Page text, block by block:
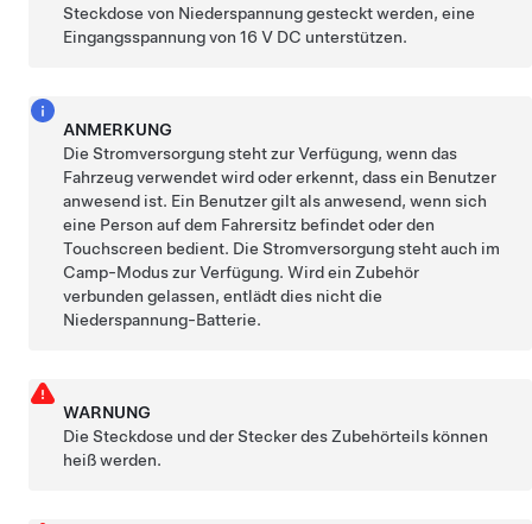
Steckdose von Niederspannunggesteckt werden, eine
Eingangsspannung von 16 V DC unterstützen.
ANMERKUNG
Die Stromversorgung steht zur Verfügung, wenn das
Fahrzeug verwendet wird oder erkennt, dass ein Benutzer
anwesend ist. Ein Benutzer gilt als anwesend, wenn sich
eine Person auf dem Fahrersitz befindet oder den
Touchscreen bedient. Die Stromversorgung steht auch im
Camp-Modus zur Verfügung. Wird ein Zubehör
verbunden gelassen, entlädt dies nicht die
Niederspannung-Batterie.
WARNUNG
Die Steckdose und der Stecker des Zubehörteils können
heiß werden.